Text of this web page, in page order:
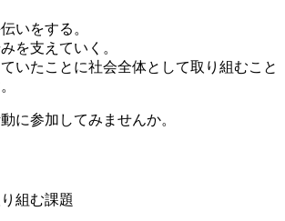
いをする。
を支えていく。
いたことに社会全体として取り組むこと
に参加してみませんか。
組む課題